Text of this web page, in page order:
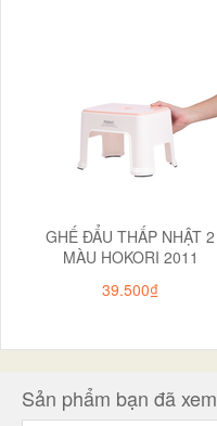
GHẾ ĐẨU THẤP NHẬT 2
MÀU HOKORI 2011
39.500₫
Sản phẩm bạn đã xem